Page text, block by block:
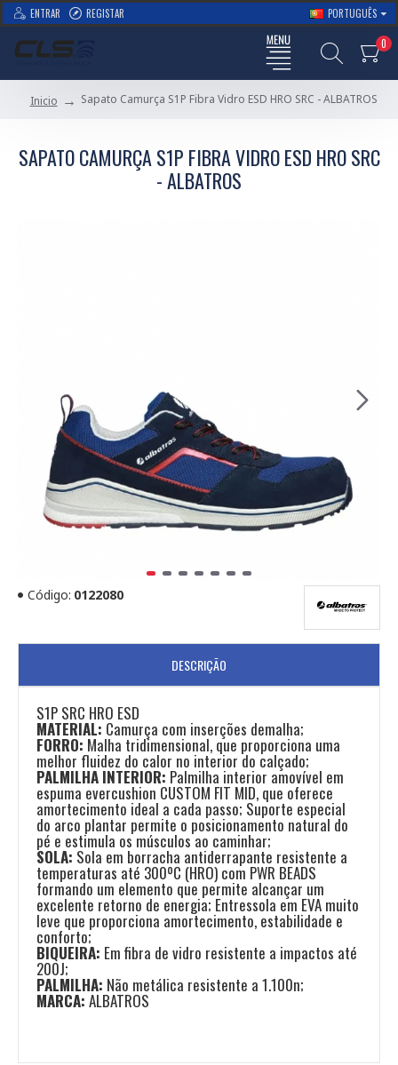
ENTRAR REGISTAR PORTUGUÊS
0
Inicio Sapato Camurça S1P Fibra Vidro ESD HRO SRC - ALBATROS
SAPATO CAMURÇA S1P FIBRA VIDRO ESD HRO SRC
- ALBATROS
Código: 0122080
DESCRIÇÃO
S1P SRC HRO ESD
MATERIAL: Camurça com inserções demalha;
FORRO: Malha tridimensional, que proporciona uma
melhor fluidez do calor no interior do calçado;
PALMILHA INTERIOR: Palmilha interior amovível em
espuma evercushion CUSTOM FIT MID, que oferece
amortecimento ideal a cada passo; Suporte especial
do arco plantar permite o posicionamento natural do
pé e estimula os músculos ao caminhar;
SOLA: Sola em borracha antiderrapante resistente a
temperaturas até 300ºC (HRO) com PWR BEADS
formando um elemento que permite alcançar um
excelente retorno de energia; Entressola em EVA muito
leve que proporciona amortecimento, estabilidade e
conforto;
BIQUEIRA: Em fibra de vidro resistente a impactos até
200J;
PALMILHA: Não metálica resistente a 1.100n;
MARCA: ALBATROS